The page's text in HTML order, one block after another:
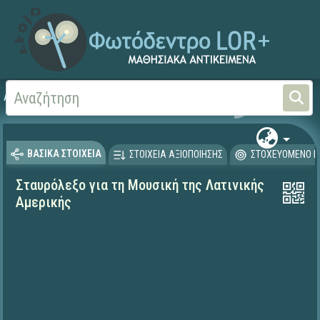
Αρχική
ΒΑΣΙΚΑ ΣΤΟΙΧΕΙΑ ΣΤΟΙΧΕΙΑ ΑΞΙΟΠΟΙΗΣΗΣ ΣΤΟΧΕΥΟΜΕΝΟ
Σταυρόλεξο για τη Μουσική της Λατινικής
Αμερικής